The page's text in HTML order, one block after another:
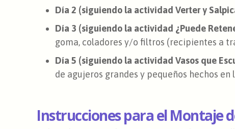
Día 2 (siguiendo la actividad Verter y
Día 3 (siguiendo la actividad ¿Puede
goma, coladores y/o filtros (recipientes a
Día 5 (siguiendo la actividad Vasos que
de agujeros grandes y pequeños hechos en
Instrucciones para el Montaje